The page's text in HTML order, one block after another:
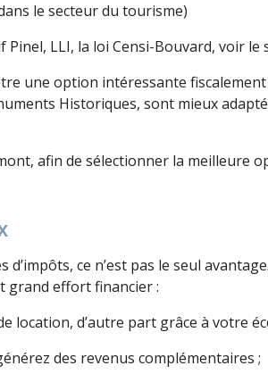
le secteur du tourisme)
LLI, la loi Censi-Bouvard, voir le
une option intéressante
Historiques, sont mieux
afin de sélectionner la meilleure
ce n’est pas le seul
grand effort financier :
location, d’autre part grâce à votre
des revenus complémentaires ;